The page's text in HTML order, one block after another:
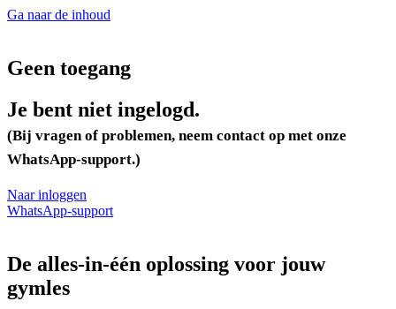
Ga naar de inhoud
Geen toegang
Je bent niet ingelogd.
(Bij vragen of problemen, neem contact op met onze
WhatsApp-support.)
Naar inloggen
WhatsApp-support
De alles-in-één oplossing voor jouw
gymles